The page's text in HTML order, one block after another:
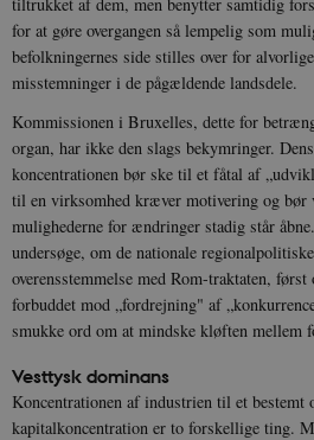
for at gøre overgangen så lempelig som
befolkningernes side stilles over for
misstemninger i de pågældende landsdele.
Kommissionen i Bruxelles, dette for
organ, har ikke den slags bekymringer.
koncentrationen bør ske til et fåtal af
til en virksomhed kræver motivering og bør
mulighederne for ændringer stadig står
undersøge, om de nationale
overensstemmelse med Rom-traktaten,
forbuddet mod „fordrejning" af
smukke ord om at mindske kløften mellem
Vesttysk dominans
Koncentrationen af industrien til et bestemt
kapitalkoncentration er to forskellige ting.